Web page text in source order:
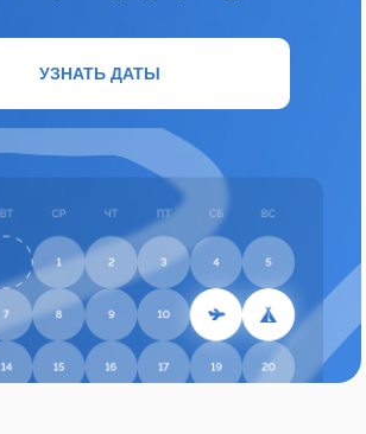
и сытного обеда отправимся на
Не волнуйтесь, мы будем
кондиционером и
Красный Октябрь, секреты его
кондитерской фабрики полюбуемся
панорамой Москва-реки и видами
с «Мишкой косолапым». Сделаем
слухи и факты уникального городского
набережной. Непременно
Отужинаем в невероятном гастро-
концертом и welcome drink в особенном
УЗНАТЬ ДАТЫ